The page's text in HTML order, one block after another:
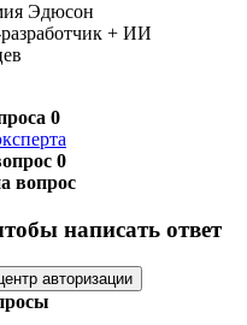
Эдюсон
+ ИИ
0
0
вопрос
написать ответ
авторизации